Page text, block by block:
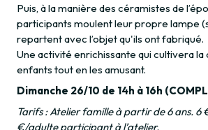
Puis, à la manière des céramistes de
participants moulent leur propre lampe
repartent avec l’objet qu'ils ont fabriqué.
Une activité enrichissante qui cultivera la
enfants tout en les amusant.
Dimanche 26/10 de 14h à 16h
Tarifs : Atelier famille à partir de 6 ans. 6
€/adulte participant à l’atelier.